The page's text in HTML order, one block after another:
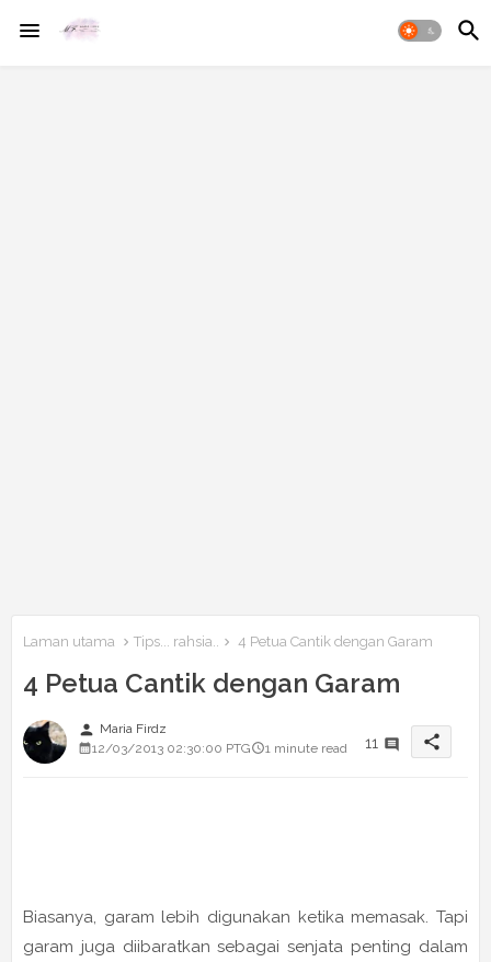
Laman utama Tips... rahsia.. 4 Petua Cantik dengan Garam
4 Petua Cantik dengan Garam
person Maria Firdz
12/03/2013 02:30:00 PTG
1 minute read 11 share
Biasanya, garam lebih digunakan ketika memasak. Tapi
garam juga diibaratkan sebagai senjata penting dalam